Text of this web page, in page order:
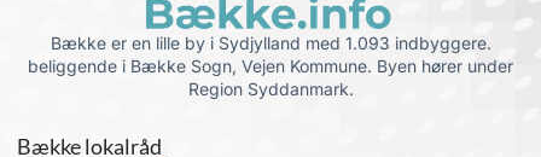
Bække er en lille by i Sydjylland med 1.093 indbyggere.
beliggende i Bække Sogn, Vejen Kommune. Byen hører under
Region Syddanmark.
Bække lokalråd